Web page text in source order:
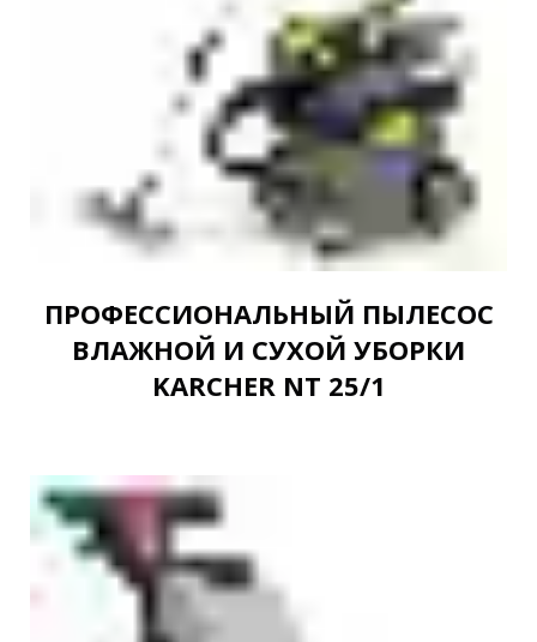
ПРОФЕССИОНАЛЬНЫЙ ПЫЛЕСОС
ВЛАЖНОЙ И СУХОЙ УБОРКИ
KARCHER NT 25/1